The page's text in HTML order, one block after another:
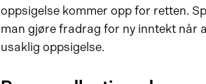
oppsigelse kommer opp for retten.
man gjøre fradrag for ny inntekt når
usaklig oppsigelse.